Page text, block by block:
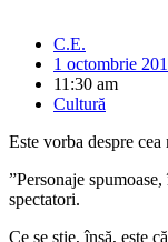
C.E.
1 octombrie
11:30 am
Cultură
Este vorba despre
”Personaje
spectatori.
Ce se știe, însă, este